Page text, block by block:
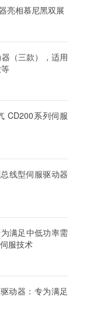
亮相慕尼黑双展
（三款），适用
CD200系列伺服
线型伺服驱动器
满足中低功率需
服技术
动器：专为满足